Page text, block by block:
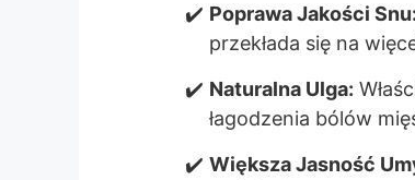
Poprawa Jakości Snu:
przekłada się na
Naturalna Ulga:
łagodzenia bólów
Większa Jasność